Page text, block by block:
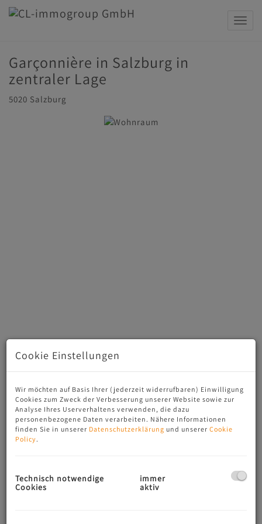
Garçonnière in Salzburg in
zentraler Lage
5020 Salzburg
Beschreibung
von Salzburg, einer perfekten Kombination aus Komfort,
Funktionalität und bester Lage. Diese gepflegte Wohnung
Cookie Einstellungen
Wir möchten auf Basis Ihrer (jederzeit widerrufbaren) Einwilligung
Cookies zum Zweck der Verbesserung unserer Website sowie zur
Analyse Ihres Userverhaltens verwenden, die dazu
personenbezogene Daten verarbeiten. Nähere Informationen
finden Sie in unserer Datenschutzerklärung und unserer Cookie
Policy.
Technisch notwendige
Cookies
immer
aktiv